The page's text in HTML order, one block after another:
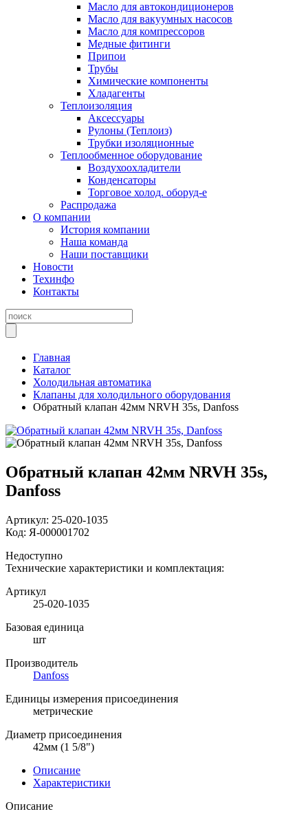
Масло для автокондиционеров
Масло для вакуумных насосов
Масло для компрессоров
Медные фитинги
Припои
Трубы
Химические компоненты
Хладагенты
Теплоизоляция
Аксессуары
Рулоны (Теплоиз)
Трубки изоляционные
Теплообменное оборудование
Воздухоохладители
Конденсаторы
Торговое холод. оборуд-е
Распродажа
О компании
История компании
Наша команда
Наши поставщики
Новости
Техинфо
Контакты
Главная
Каталог
Холодильная автоматика
Клапаны для холодильного оборудования
Обратный клапан 42мм NRVH 35s, Danfoss
Обратный клапан 42мм NRVH 35s,
Danfoss
Артикул: 25-020-1035
Код: Я-000001702
Недоступно
Технические характеристики и комплектация:
Артикул
25-020-1035
Базовая единица
шт
Производитель
Danfoss
Единицы измерения присоединения
метрические
Диаметр присоединения
42мм (1 5/8")
Описание
Характеристики
Описание